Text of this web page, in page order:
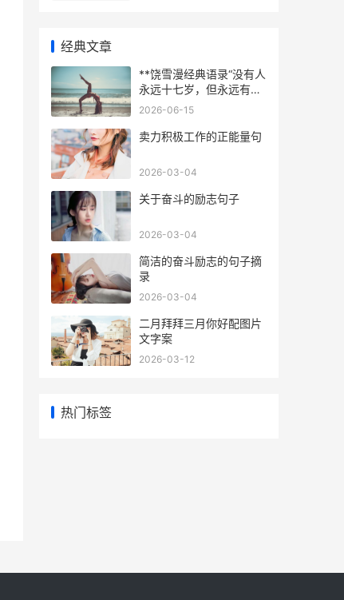
经典文章
**饶雪漫经典语录“没有人
永远十七岁，但永远有人
十七岁”的青春回响，副标
**
2026-06-15
​卖力积极工作的正能量句
2026-03-04
​关于奋斗的励志句子
2026-03-04
​简洁的奋斗励志的句子摘
录
2026-03-04
​二月拜拜三月你好配图片
文字案
2026-03-12
热门标签